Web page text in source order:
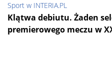
Sport w INTERIA.PL
Klątwa debiutu. Żaden
premierowego meczu w